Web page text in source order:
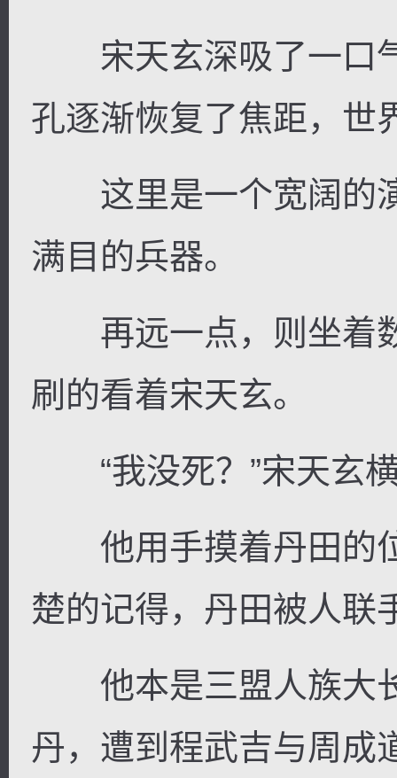
宋天玄深吸了一口
孔逐渐恢复了焦距，世
这里是一个宽阔的
满目的兵器。
再远一点，则坐着
刷的看着宋天玄。
“我没死？”宋天玄横
他用手摸着丹田的
楚的记得，丹田被人联
他本是三盟人族大
丹，遭到程武吉与周成